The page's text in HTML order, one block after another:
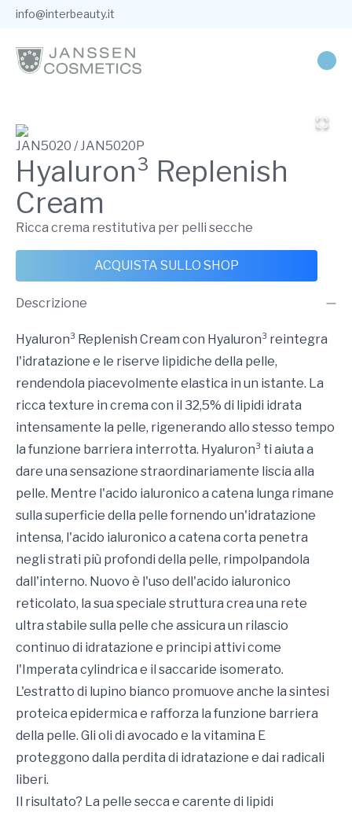
info@interbeauty.it
JAN5020 / JAN5020P
Hyaluron³ Replenish
Cream
Ricca crema restitutiva per pelli secche
ACQUISTA SULLO SHOP
Descrizione
Hyaluron³ Replenish Cream con Hyaluron³ reintegra
l'idratazione e le riserve lipidiche della pelle,
rendendola piacevolmente elastica in un istante. La
ricca texture in crema con il 32,5% di lipidi idrata
intensamente la pelle, rigenerando allo stesso tempo
la funzione barriera interrotta. Hyaluron³ ti aiuta a
dare una sensazione straordinariamente liscia alla
pelle. Mentre l'acido ialuronico a catena lunga rimane
sulla superficie della pelle fornendo un'idratazione
intensa, l'acido ialuronico a catena corta penetra
negli strati più profondi della pelle, rimpolpandola
dall'interno. Nuovo è l'uso dell'acido ialuronico
reticolato, la sua speciale struttura crea una rete
ultra stabile sulla pelle che assicura un rilascio
continuo di idratazione e principi attivi come
l'Imperata cylindrica e il saccaride isomerato.
L'estratto di lupino bianco promuove anche la sintesi
proteica epidermica e rafforza la funzione barriera
della pelle. Gli oli di avocado e la vitamina E
proteggono dalla perdita di idratazione e dai radicali
liberi.
Il risultato? La pelle secca e carente di lipidi